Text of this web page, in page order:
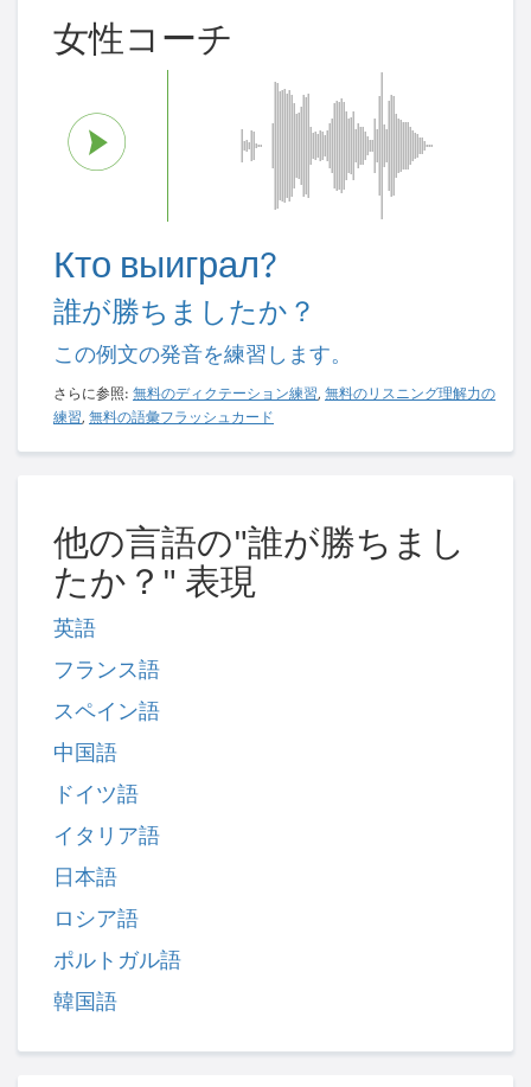
女性コーチ
Кто выиграл?
誰が勝ちましたか？
この例文の発音を練習します。
さらに参照: 無料のディクテーション練習, 無料のリスニング理解力の
練習, 無料の語彙フラッシュカード
他の言語の"誰が勝ちまし
たか？" 表現
英語
フランス語
スペイン語
中国語
ドイツ語
イタリア語
日本語
ロシア語
ポルトガル語
韓国語